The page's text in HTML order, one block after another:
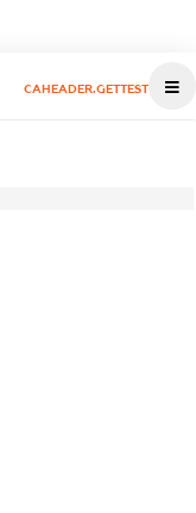
CAHEADER.GETTEST